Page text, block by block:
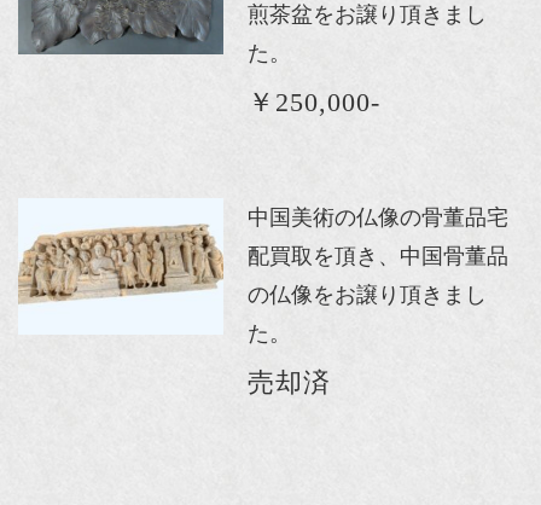
煎茶盆をお譲り頂きまし
た。
￥250,000-
中国美術の仏像の骨董品宅
配買取を頂き、中国骨董品
の仏像をお譲り頂きまし
た。
売却済